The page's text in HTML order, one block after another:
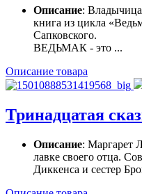
Описание: Владычица
книга из цикла
Сапковского.
ВЕДЬМАК - это ...
Описание товара
Тринадцатая
Описание: Маргарет
лавке своего отца.
Диккенса и сестер